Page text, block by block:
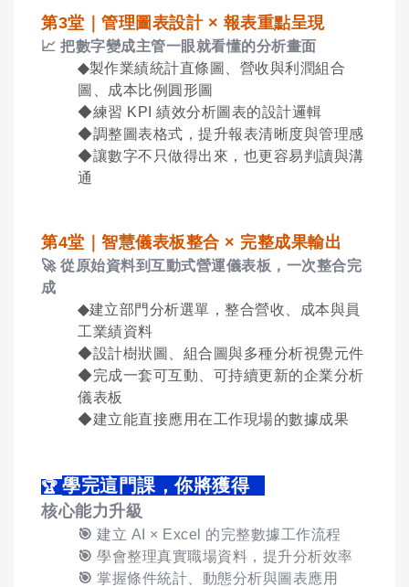
第3堂｜管理圖表設計× 報表重點呈現
📈 把數字變成主管一眼就看懂的分析畫面
◆製作業績統計直條圖、營收與利潤組合
圖、成本比例圓形圖
◆練習 KPI 績效分析圖表的設計邏輯
◆調整圖表格式，提升報表清晰度與管理感
◆讓數字不只做得出來，也更容易判讀與溝
通
第4堂｜智慧儀表板整合 × 完整成果輸出
🚀 從原始資料到互動式營運儀表板，一次整合完
成
◆建立部門分析選單，整合營收、成本與員
工業績資料
◆設計樹狀圖、組合圖與多種分析視覺元件
◆完成一套可互動、可持續更新的企業分析
儀表板
◆建立能直接應用在工作現場的數據成果
🏆 學完這門課，你將獲得
核心能力升級
🎯 建立 AI × Excel 的完整數據工作流程
🎯 學會整理真實職場資料，提升分析效率
🎯 掌握條件統計、動態分析與圖表應用